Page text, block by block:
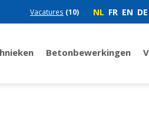
Vacatures (10) NL FR EN DE
Betonbewerkingen